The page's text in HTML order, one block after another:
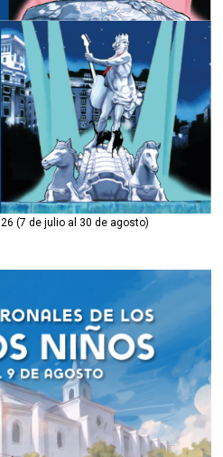
(7 de julio al 30 de agosto)